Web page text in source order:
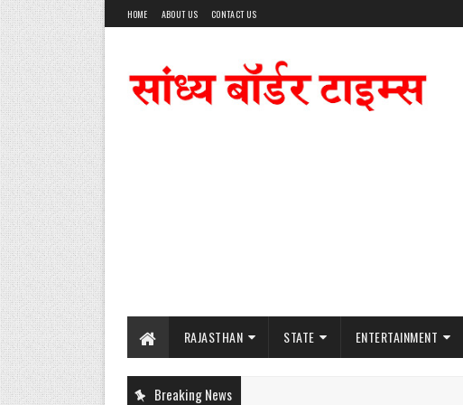
HOME ABOUT US CONTACT US
RAJASTHAN STATE ENTERTAINMENT
Breaking News